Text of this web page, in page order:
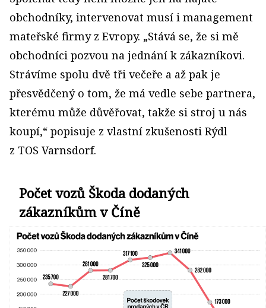
obchodníky, intervenovat musí i management
mateřské firmy z Evropy. „Stává se, že si mě
obchodníci pozvou na jednání k zákazníkovi.
Strávíme spolu dvě tři večeře a až pak je
přesvědčený o tom, že má vedle sebe partnera,
kterému může důvěřovat, takže si stroj u nás
koupí,“ popisuje z vlastní zkušenosti Rýdl
z TOS Varnsdorf.
Počet vozů Škoda dodaných
zákazníkům v Číně